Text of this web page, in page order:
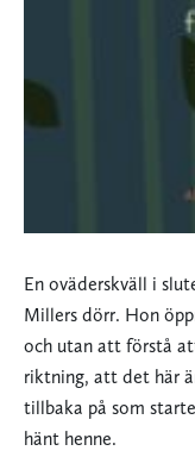
En oväderskväll i
Millers dörr. Hon
och utan att förstå
riktning, att det här
tillbaka på som
hänt henne.